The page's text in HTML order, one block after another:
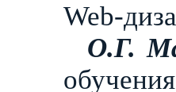
Web-
О.Г.